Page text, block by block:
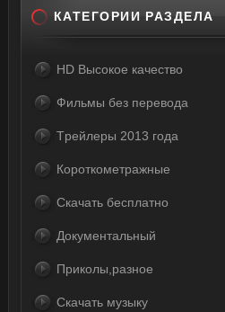
КАТЕГОРИИ РАЗДЕЛА
HD Высокое качество
Фильмы без перевода
Tрейлеры 2013 года
Короткометражные
Скачать бесплатно
Документальный
Приколы,разное
Скачать музыку